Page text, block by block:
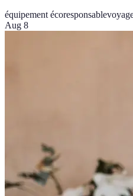
équipement écoresponsable
Aug 8